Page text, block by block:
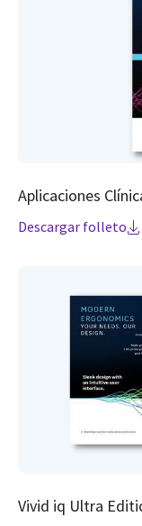
Aplicaciones
Descargar folleto
Vivid iq Ultra